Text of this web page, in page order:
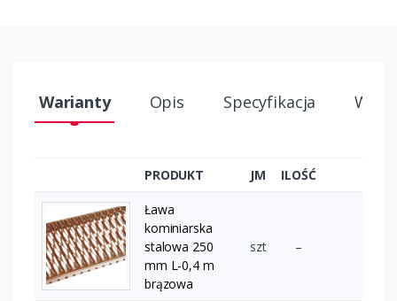
Warianty Opis Specyfikacja
PRODUKT JM ILOŚĆ
Ława
kominiarska
stalowa 250
mm L-0,4 m
brązowa
szt –